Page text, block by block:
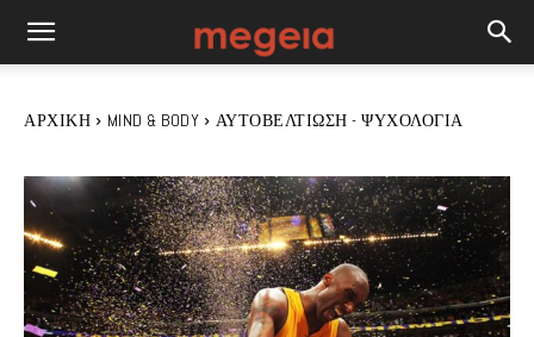
ΑΡΧΙΚΉ MIND & BODY ΑΥΤΟΒΕΛΤΊΩΣΗ - ΨΥΧΟΛΟΓΊΑ